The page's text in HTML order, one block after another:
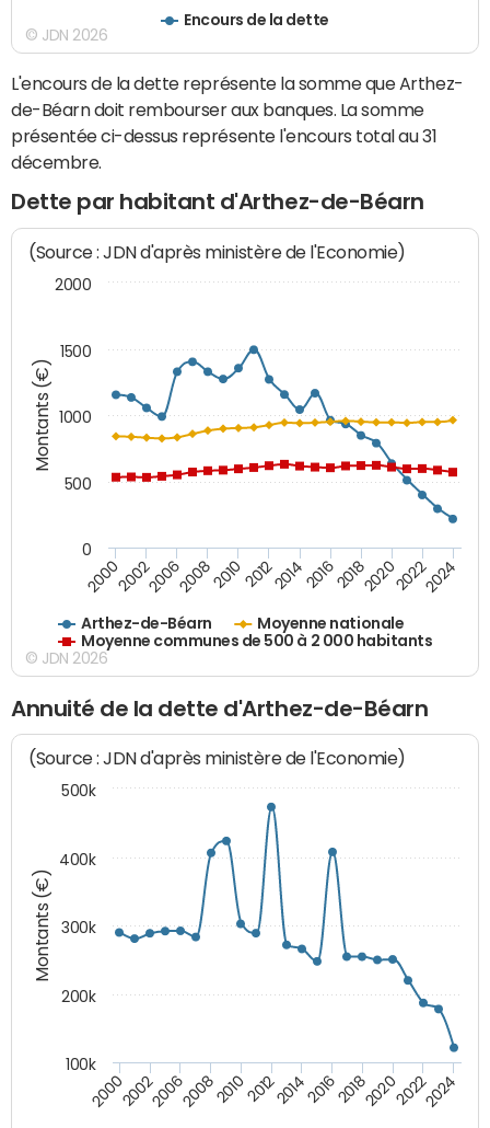
Encours de la dette
© JDN 2026
L'encours de la dette représente la somme que Arthez-
de-Béarn doit rembourser aux banques. La somme
présentée ci-dessus représente l'encours total au 31
décembre.
Dette par habitant d'Arthez-de-Béarn
Montants (€)
(Source : JDN d'après ministère de l'Economie)
Arthez-de-Béarn
Moyenne nationale
Moyenne communes de 500 à 2 000 habitants
200020022006200820102012201420162018202020222024
0
500
1000
1500
2000
© JDN 2026
Annuité de la dette d'Arthez-de-Béarn
Montants (€)
(Source : JDN d'après ministère de l'Economie)
200020022006200820102012201420162018202020222024
100k
200k
300k
400k
500k